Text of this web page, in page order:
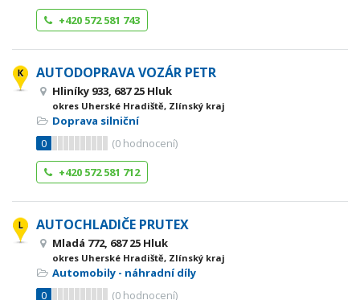
+420 572 581 743
AUTODOPRAVA VOZÁR PETR
Hliníky 933, 687 25 Hluk
okres Uherské Hradiště, Zlínský kraj
Doprava silniční
0
(0 hodnocení)
+420 572 581 712
AUTOCHLADIČE PRUTEX
Mladá 772, 687 25 Hluk
okres Uherské Hradiště, Zlínský kraj
Automobily - náhradní díly
0
(0 hodnocení)